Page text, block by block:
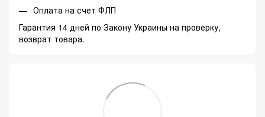
Оплата на счет ФЛП
Гарантия 14 дней по Закону Украины на проверку,
возврат товара.